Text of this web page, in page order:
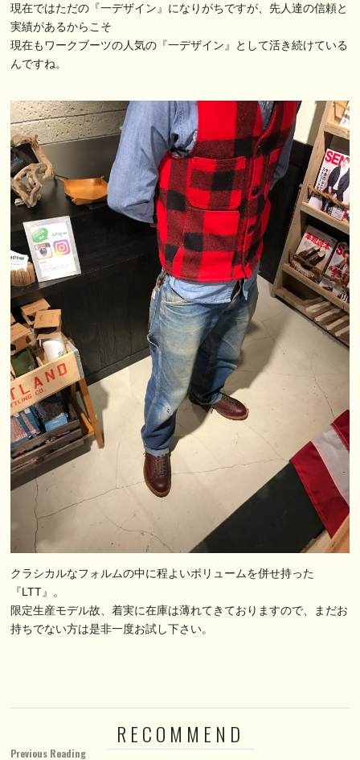
現在ではただの『一デザイン』になりがちですが、先人達の信頼と
実績があるからこそ
現在もワークブーツの人気の『一デザイン』として活き続けている
んですね。
クラシカルなフォルムの中に程よいボリュームを併せ持った
『LTT』。
限定生産モデル故、着実に在庫は薄れてきておりますので、まだお
持ちでない方は是非一度お試し下さい。
RECOMMEND
Previous Reading